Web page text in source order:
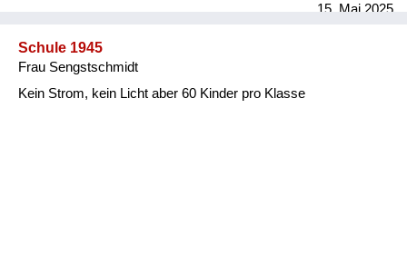
15. Mai 2025
Schule 1945
Frau Sengstschmidt
Kein Strom, kein Licht aber 60 Kinder pro Klasse